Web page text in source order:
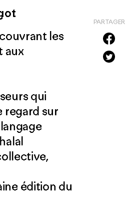
PARTAGER
les
aux
qui
regard sur
édition du